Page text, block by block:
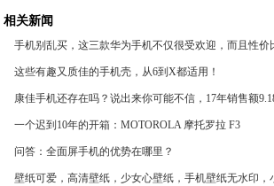
相关新闻
手机别乱买，这三款华为手机不仅很受欢迎，而且性价
这些有趣又质佳的手机壳，从6到X都适用！
康佳手机还存在吗？说出来你可能不信，17年销售额
一个迟到10年的开箱：MOTOROLA 摩托罗拉 F3
问答：全面屏手机的优势在哪里？
壁纸可爱，高清壁纸，少女心壁纸，手机壁纸无水印，